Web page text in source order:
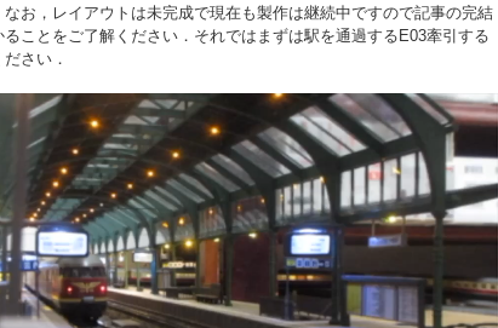
なお，レイアウトは未完成で現在も製作は継続中ですので記事の完結
ることをご了解ください．それではまずは駅を通過するE03牽引する
さい．